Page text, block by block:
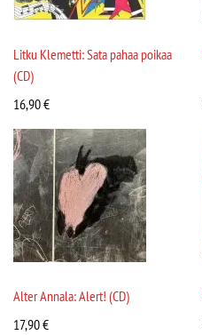
Litku Klemetti: Sata pahaa poikaa
(CD)
16,90€
Alter Annala: Alert! (CD)
17,90€